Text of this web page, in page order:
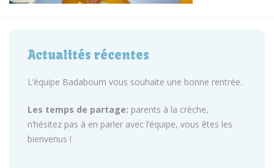
Actualités récentes
L’équipe Badaboum vous souhaite une bonne rentrée.
Les temps de partage: parents à la crèche,
n’hésitez pas à en parler avec l’équipe, vous êtes les
bienvenus !